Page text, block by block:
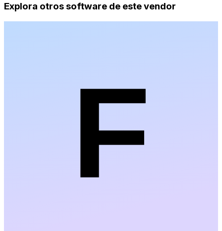
Explora otros software de este vendor